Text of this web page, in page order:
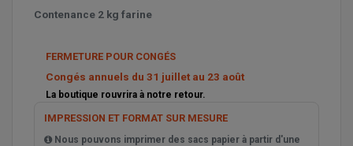
Contenance 2 kg farine
FERMETURE POUR CONGÉS
Congés annuels du 31 juillet au 23 août
La boutique rouvrira à notre retour.
IMPRESSION ET FORMAT SUR MESURE
Nous pouvons imprimer des sacs papier à partir d'une